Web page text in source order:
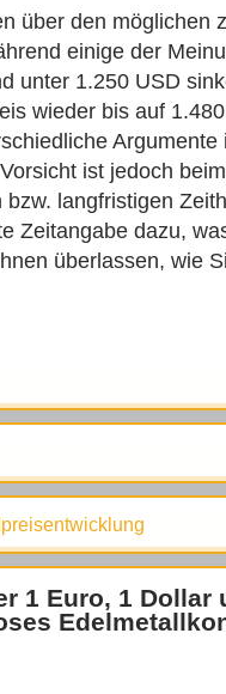
über den möglichen
einige der
unter 1.250 USD
wieder bis auf
ist jedoch
langfristigen
Zeitangabe dazu,
überlassen, wie
1 Euro, 1 Dollar